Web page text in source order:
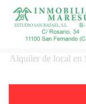
Alquiler de local en